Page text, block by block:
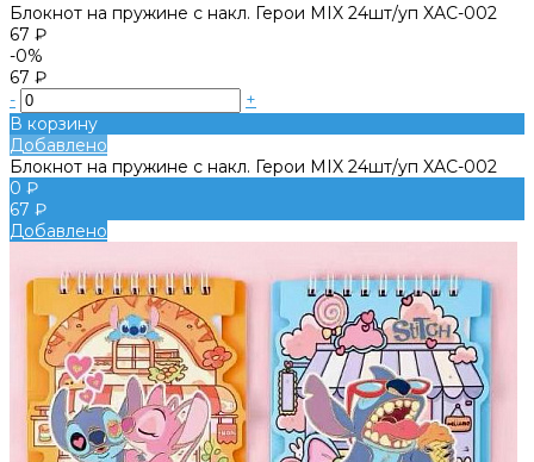
Блокнот на пружине с накл. Герои MIX 24шт/уп XAC-002
67 ₽
-0%
67 ₽
-
+
В корзину
Добавлено
Блокнот на пружине с накл. Герои MIX 24шт/уп XAC-002
0 ₽
67 ₽
Добавлено